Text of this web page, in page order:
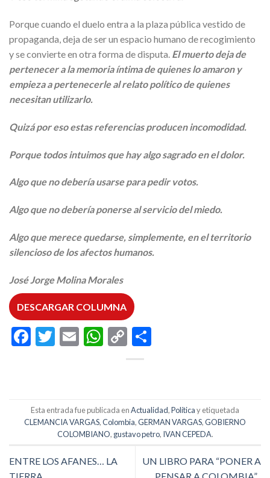
Porque cuando el duelo entra a la plaza pública vestido de
propaganda, deja de ser un espacio humano de recogimiento
y se convierte en otra forma de disputa. El muerto deja de
pertenecer a la memoria íntima de quienes lo amaron y
empieza a pertenecerle al relato político de quienes
necesitan utilizarlo.
Quizá por eso estas referencias producen incomodidad.
Porque todos intuimos que hay algo sagrado en el dolor.
Algo que no debería usarse para pedir votos.
Algo que no debería ponerse al servicio del miedo.
Algo que merece quedarse, simplemente, en el territorio
silencioso de los afectos humanos.
José Jorge Molina Morales
DESCARGAR COLUMNA
Facebook
Twitter
EmailWhatsApp
Copy
Link
Esta entrada fue publicada enActualidad,Políticay etiquetada
CLEMANCIA VARGAS,Colombia,GERMAN VARGAS,GOBIERNO
COLOMBIANO, gustavo petro, IVAN CEPEDA.
ENTRE LOS AFANES… LA
TIERRA
UN LIBRO PARA “PONER A
PENSAR A COLOMBIA”